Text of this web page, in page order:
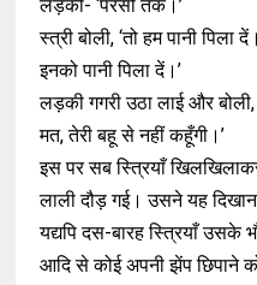
लड़की- ‘परसों तक।’
स्त्री बोली, ‘तो हम पानी पिला
इनको पानी पिला दें।’
लड़की गगरी उठा लाई और बोली,
मत, तेरी बहू से नहीं कहूँगी।’
इस पर सब स्त्रियाँ
लाली दौड़ गई। उसने यह
यद्यपि दस-बारह स्त्रियाँ
आदि से कोई अपनी झेंप छिपाने